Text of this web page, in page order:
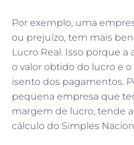
Por exemplo, uma
ou prejuízo, tem mais
Lucro Real. Isso porque
o valor obtido do lucro e
isento dos pagamentos.
pequena empresa que
margem de lucro, tende
cálculo do Simples